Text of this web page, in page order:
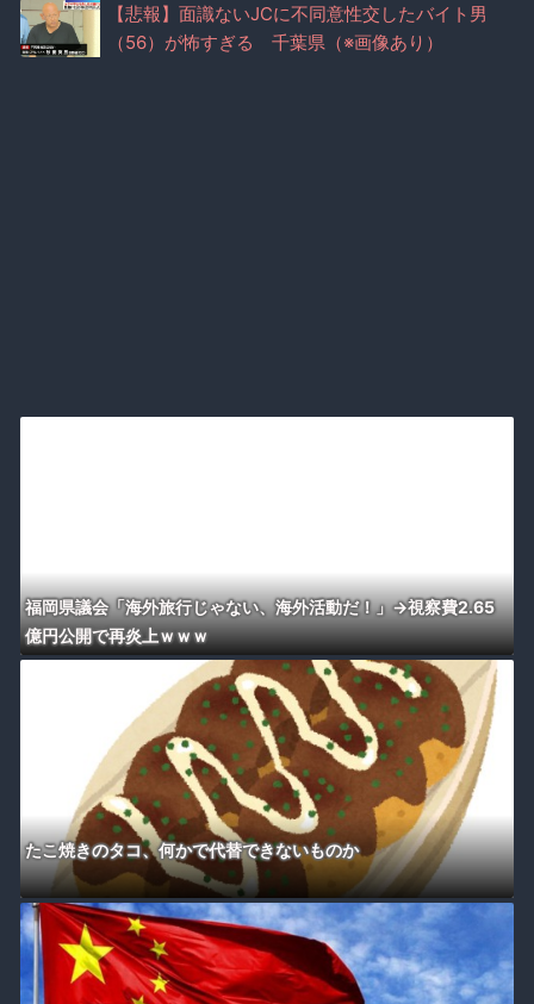
【悲報】面識ないJCに不同意性交したバイト男
（56）が怖すぎる 千葉県（※画像あり）
福岡県議会「海外旅行じゃない、海外活動だ！」→視察費2.65
億円公開で再炎上ｗｗｗ
たこ焼きのタコ、何かで代替できないものか